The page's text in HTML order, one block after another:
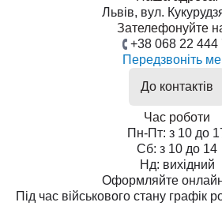
Львів, вул.
Зателефонуйте
+38 068 22 444
Передзвоніть
До контактів
Час роботи
Пн-Пт: з 10 до
Сб: з 10 до 14
Нд: вихідний
Оформляйте
Під час військового стану графік